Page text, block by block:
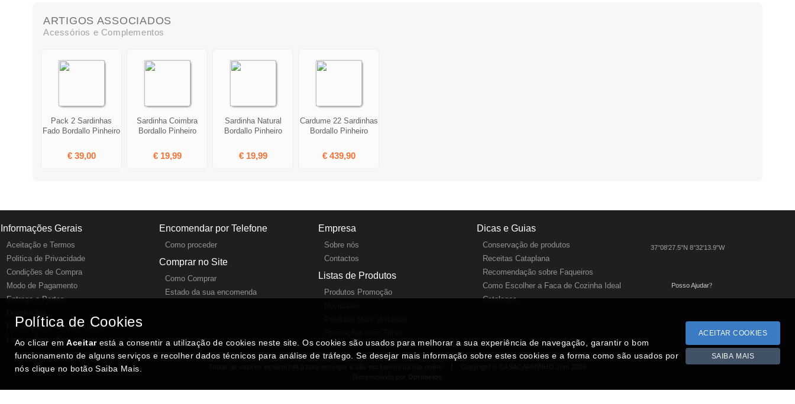
ARTIGOS ASSOCIADOS
Acessórios e Complementos
Pack 2 Sardinhas
Fado Bordallo Pinheiro
€ 39,00
Sardinha Coimbra
Bordallo Pinheiro
€ 19,99
Sardinha Natural
Bordallo Pinheiro
€ 19,99
Cardume 22 Sardinhas
Bordallo Pinheiro
€ 439,90
Informações Gerais
Aceitação e Termos
Politica de Privacidade
Condições de Compra
Modo de Pagamento
Entrega e Portes
Resolução de Litígios Online
Livro reclamações
Encomendar por Telefone
Como proceder
Comprar no Site
Como Comprar
Estado da sua encomenda
Empresa
Sobre nós
Contactos
Listas de Produtos
Produtos Promoção
Dicas e Guias
Conservação de produtos
Receitas Cataplana
Recomendação sobre Faqueiros
Como Escolher a Faca de Cozinha Ideal
Catalogos
37°08'27.5"N 8°32'13.9"W
Posso Ajudar?
Política de Cookies
Ao clicar emAceitarestá a consentir a utilização de cookies neste site. Os cookies são usados para melhorar a sua experiência de navegação, garantir o bom
funcionamento de alguns serviços e recolher dados técnicos para análise de tráfego. Se desejar mais informação sobre estes cookies e a forma como são usados por
nós clique no botão Saiba Mais.
ACEITAR COOKIES
SAIBA MAIS